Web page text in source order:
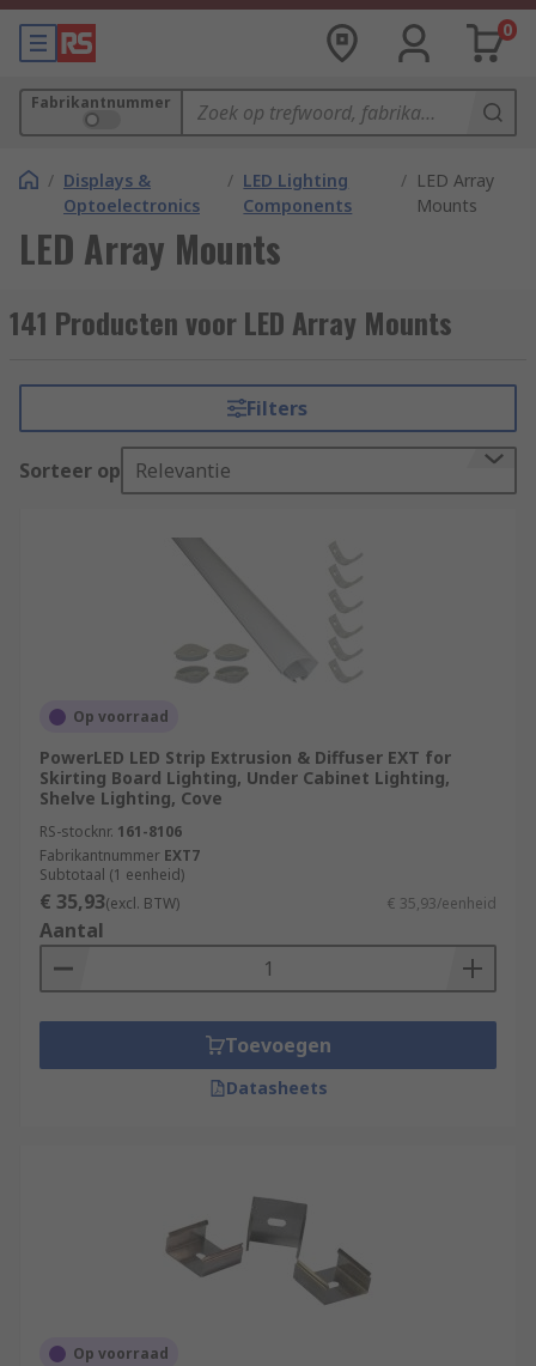
0
Fabrikantnummer
/ Displays &
Optoelectronics
/ LED Lighting
Components
/ LED Array
Mounts
LED Array Mounts
141 Producten voor LED Array Mounts
Filters
Sorteer op Relevantie
Op voorraad
PowerLED LED Strip Extrusion & Diffuser EXT for
Skirting Board Lighting, Under Cabinet Lighting,
Shelve Lighting, Cove
RS-stocknr. 161-8106
Fabrikantnummer EXT7
Subtotaal (1 eenheid)
€ 35,93(excl. BTW) € 35,93/eenheid
Aantal
Toevoegen
Datasheets
Op voorraad